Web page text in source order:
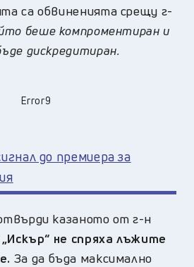
са обвиненията срещу г-
беше компроментиран и
дискредитиран.
Error9
до премиера за
казаното от г-н
не спряха лъжите
За да бъда максимално